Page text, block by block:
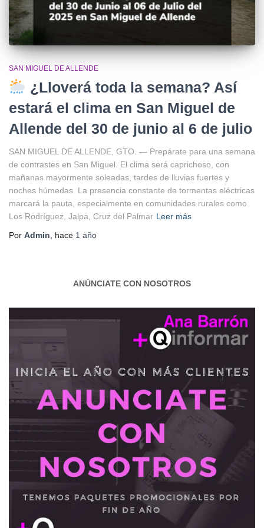
SAN MIGUEL DE ALLENDE
¿Lloverá toda la semana? Así
estará el clima en San Miguel de
Allende del 30 de junio al 6 de julio
SAN MIGUEL DE ALLENDE, GTO. — Prepárate para una semana
de contrastes en San Miguel. El clima será caprichoso, con
mañanas mayormente soleadas, tardes de lluvias fuertes y
noches húmedas. La presencia constante de tormentas eléctricas
marcará la pauta, especialmente en comunidades rurales como
Los Rodríguez, Jalpa, Cruz del Palmar Leer más
Por Admin , hace 1 año
ANÚNCIATE CON NOSOTROS